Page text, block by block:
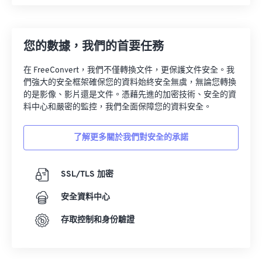
您的數據，我們的首要任務
在 FreeConvert，我們不僅轉換文件，更保護文件安全。我
們強大的安全框架確保您的資料始終安全無虞，無論您轉換
的是影像、影片還是文件。憑藉先進的加密技術、安全的資
料中心和嚴密的監控，我們全面保障您的資料安全。
了解更多關於我們對安全的承諾
SSL/TLS 加密
安全資料中心
存取控制和身份驗證